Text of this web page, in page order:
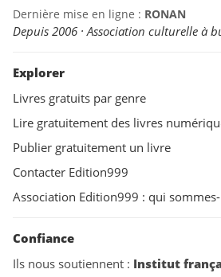
Dernière mise en ligne : RONAN
Depuis 2006 · Association culturelle à
Explorer
Livres gratuits par genre
Lire gratuitement des livres
Publier gratuitement un livre
Contacter Edition999
Association Edition999 : qui
Confiance
Ils nous soutiennent : Institut